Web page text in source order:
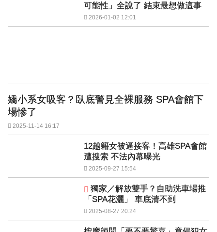
可能性」全說了 結束最想做這事
2026-01-02 12:01
嬌小系女吸客？臥底警見全裸服務 SPA會館下
場慘了
2025-11-14 16:17
12越籍女被逼接客！高雄SPA會館
遭搜索 不法內幕曝光
2025-09-27 15:54
獨家／解放雙手？自助洗車場推
「SPA花灑」 車底清不到
2025-08-27 20:24